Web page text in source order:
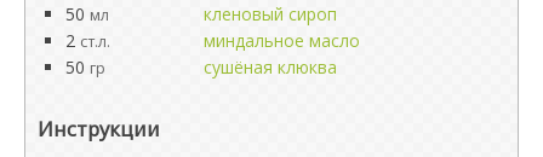
50 мл
кленовый сироп
2 ст.л.
миндальное масло
50 гр сушёная клюква
Инструкции